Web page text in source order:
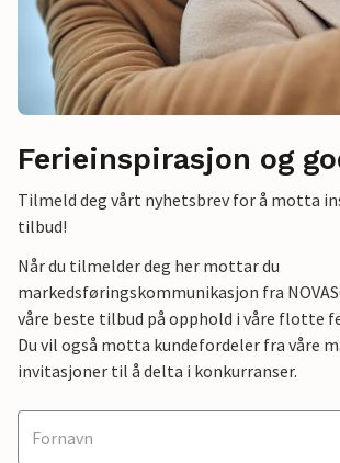
Ferieinspirasjon og
Tilmeld deg vårt nyhetsbrev for å motta
tilbud!
Når du tilmelder deg her mottar du
markedsføringskommunikasjon fra
våre beste tilbud på opphold i våre flotte
Du vil også motta kundefordeler fra våre
invitasjoner til å delta i konkurranser.